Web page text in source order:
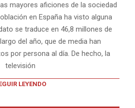
mayores aficiones de la sociedad
en España ha visto alguna
se traduce en 46,8 millones de
del año, que de media han
por persona al día. De hecho, la
televisión
LEYENDO